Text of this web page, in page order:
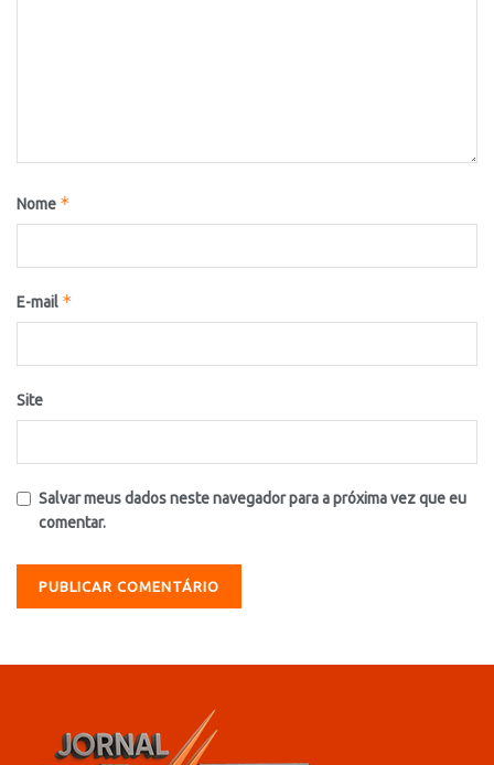
Nome *
E-mail *
Site
Salvar meus dados neste navegador para a próxima vez que eu
comentar.